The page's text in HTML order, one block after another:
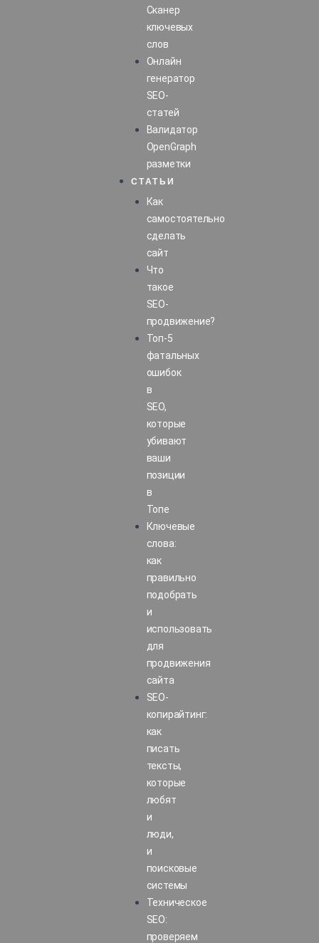
Сканер
ключевых
слов
Онлайн
генератор
SEO-
статей
Валидатор
OpenGraph
разметки
СТАТЬИ
Как
самостоятельно
сделать
сайт
Что
такое
SEO-
продвижение?
Топ-5
фатальных
ошибок
в
SEO,
которые
убивают
ваши
позиции
в
Топе
Ключевые
слова:
как
правильно
подобрать
и
использовать
для
продвижения
сайта
SEO-
копирайтинг:
как
писать
тексты,
которые
любят
и
люди,
и
поисковые
системы
Техническое
SEO:
проверяем